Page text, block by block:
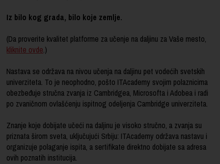
Iz bilo kog grada, bilo koje zemlje.
(Da proverite kvalitet platforme za učenje na daljinu za Vaše mesto,
kliknite ovde.)
Nastava se održava na nivou učenja na daljinu pet vodećih svetskih
univerziteta. To je neophodno, pošto ITAcademy svojim polaznicima
obezbeđuje stručna zvanja iz Cambridgea, Microsofta i Adobea i radi
po zvaničnom ovlašćenju ispitnog odeljenja Cambridge univerziteta.
Znanje koje dobijate učeći na daljinu je visoko stručno, a zvanja su
priznata širom sveta, uključujući Srbiju: ITAcademy održava nastavu i
organizuje polaganje ispita, a sertifikate direktno dobijate sa adresa
ovih poznatih institucija.